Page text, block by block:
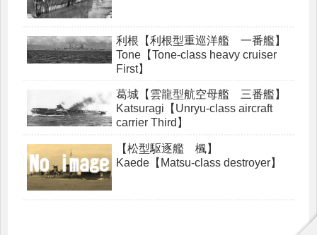
利根【利根型重巡洋艦 一番艦】
Tone【Tone-class heavy cruiser
First】
葛城【雲龍型航空母艦 三番艦】
Katsuragi【Unryu-class aircraft
carrier Third】
【松型駆逐艦 楓】
Kaede【Matsu-class destroyer】